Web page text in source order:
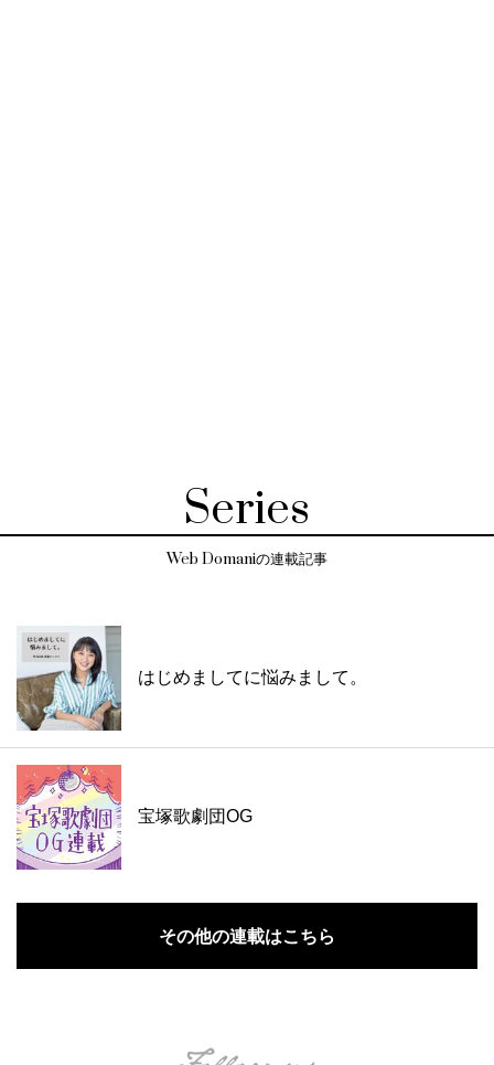
Series
Web Domaniの連載記事
はじめましてに悩みまして。
宝塚歌劇団OG
その他の連載はこちら